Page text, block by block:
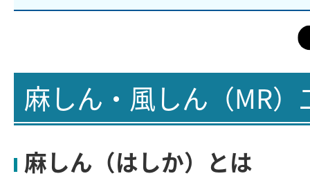
麻しん・風しん（MR）
麻しん（はしか）とは